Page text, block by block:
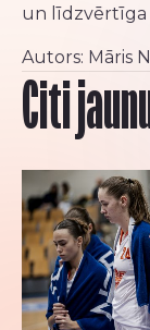
un līdzvērtīga
Autors: Māris
Citi